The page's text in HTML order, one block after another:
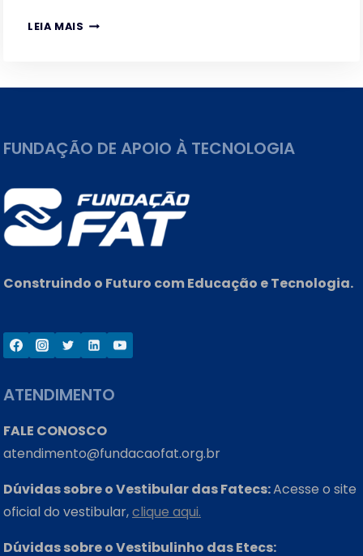
LEIA MAIS ESCOLA
FUNDAÇÃO DE APOIO À TECNOLOGIA
Construindo o Futuro com Educação e Tecnologia.
ATENDIMENTO
FALE CONOSCO
atendimento@fundacaofat.org.br
Dúvidas sobre o Vestibular das Fatecs:Acesse o site
oficial do vestibular,clique aqui.
Dúvidas sobre o Vestibulinho das Etecs: